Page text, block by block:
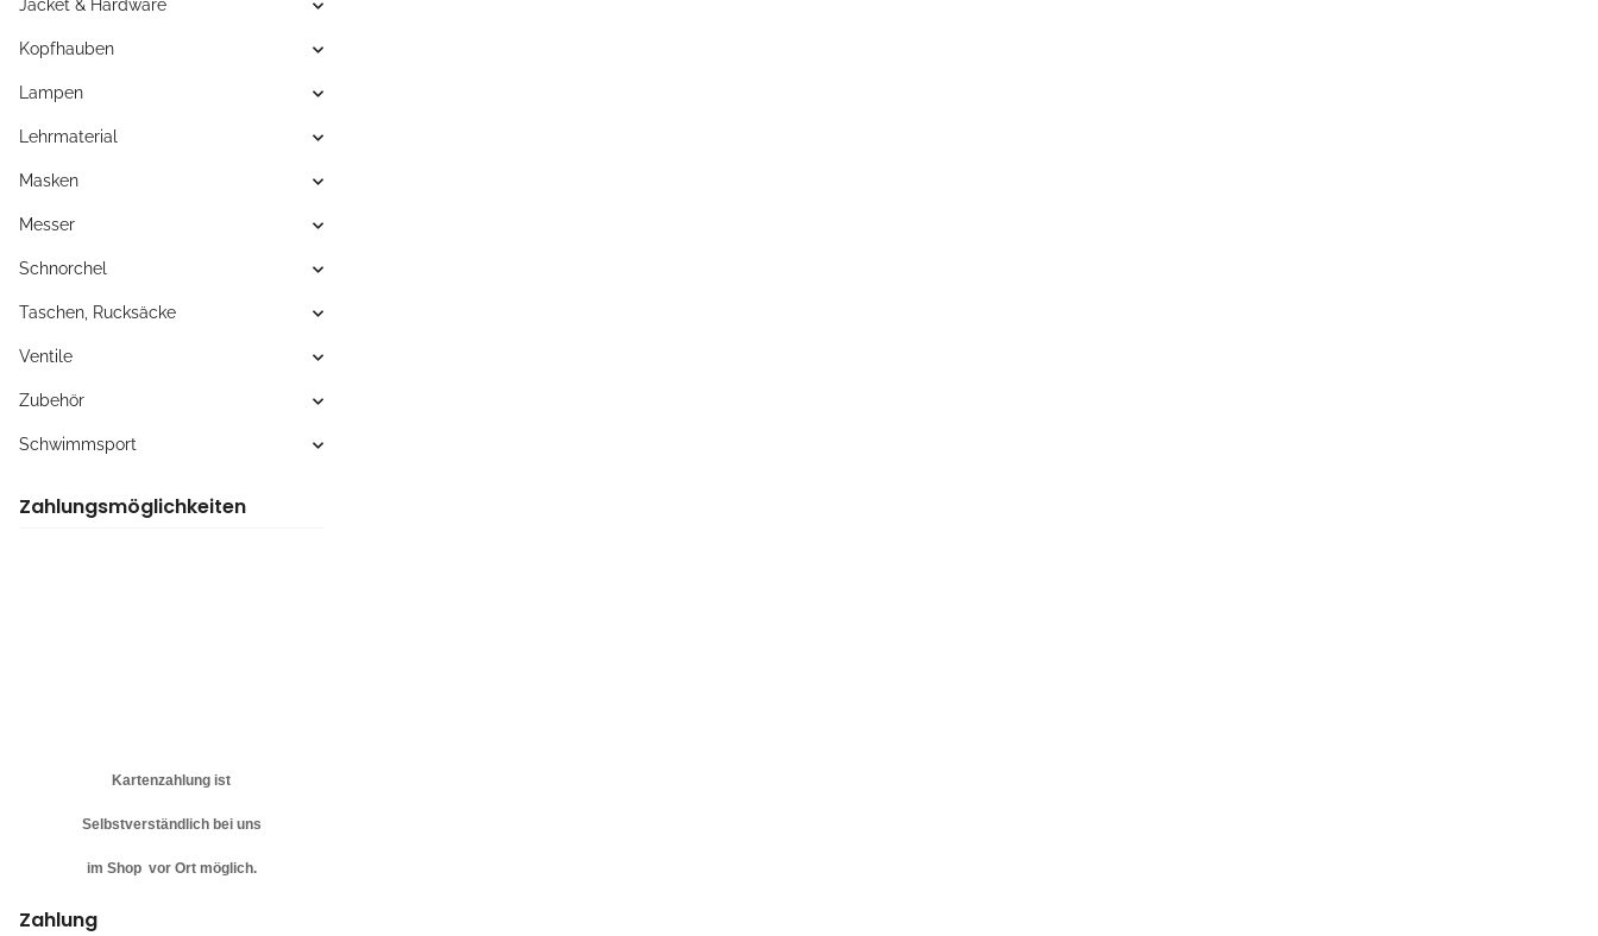
Jacket & Hardware
Kopfhauben
Lampen
Lehrmaterial
Masken
Messer
Schnorchel
Taschen, Rucksäcke
Ventile
Zubehör
Schwimmsport
Zahlungsmöglichkeiten
Kartenzahlung ist
Selbstverständlich bei uns
im Shop vor Ort möglich.
Zahlung